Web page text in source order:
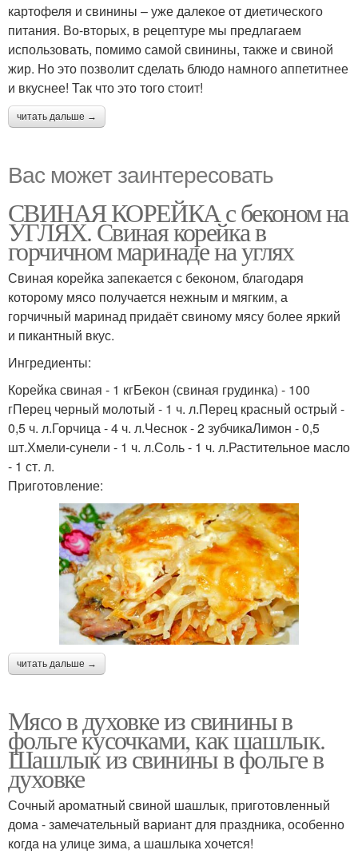
картофеля и свинины – уже далекое от диетического
питания. Во-вторых, в рецептуре мы предлагаем
использовать, помимо самой свинины, также и свиной
жир. Но это позволит сделать блюдо намного аппетитнее
и вкуснее! Так что это того стоит!
читать дальше →
Вас может заинтересовать
СВИНАЯ КОРЕЙКА с беконом на
УГЛЯХ. Свиная корейка в
горчичном маринаде на углях
Свиная корейка запекается с беконом, благодаря
которому мясо получается нежным и мягким, а
горчичный маринад придаёт свиному мясу более яркий
и пикантный вкус.
Ингредиенты:
Корейка свиная - 1 кгБекон (свиная грудинка) - 100
гПерец черный молотый - 1 ч. л.Перец красный острый -
0,5 ч. л.Горчица - 4 ч. л.Чеснок - 2 зубчикаЛимон - 0,5
шт.Хмели-сунели - 1 ч. л.Соль - 1 ч. л.Растительное масло
- 1 ст. л.
Приготовление:
читать дальше →
Мясо в духовке из свинины в
фольге кусочками, как шашлык.
Шашлык из свинины в фольге в
духовке
Сочный ароматный свиной шашлык, приготовленный
дома - замечательный вариант для праздника, особенно
когда на улице зима, а шашлыка хочется!